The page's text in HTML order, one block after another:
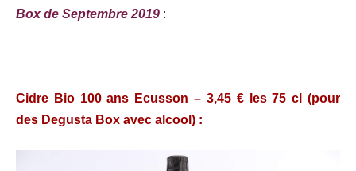
Box de Septembre 2019 :
Cidre Bio 100 ans Ecusson – 3,45 € les 75 cl (pour
des Degusta Box avec alcool) :